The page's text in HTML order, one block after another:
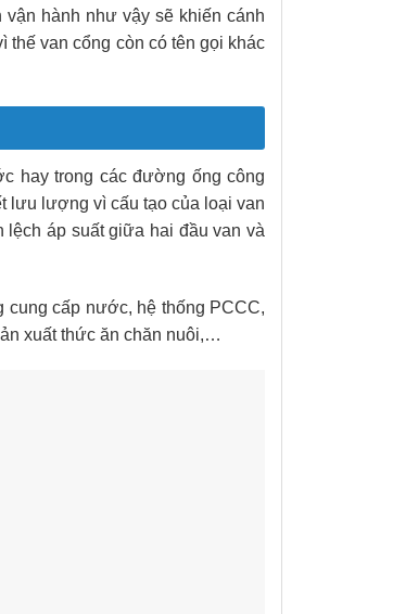
hành như vậy sẽ khiến cánh
thế van cổng còn có tên gọi khác
hay trong các đường ống công
lưu lượng vì cấu tạo của loại van
lệch áp suất giữa hai đầu van và
cấp nước, hệ thống PCCC,
xuất thức ăn chăn nuôi,…